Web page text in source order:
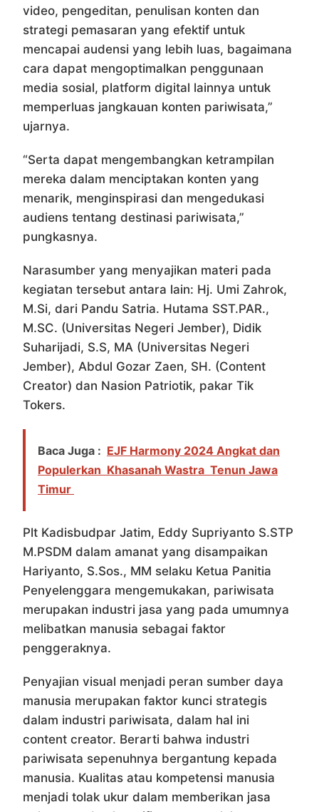
video, pengeditan, penulisan konten dan
strategi pemasaran yang efektif untuk
mencapai audensi yang lebih luas, bagaimana
cara dapat mengoptimalkan penggunaan
media sosial, platform digital lainnya untuk
memperluas jangkauan konten pariwisata,”
ujarnya.
“Serta dapat mengembangkan ketrampilan
mereka dalam menciptakan konten yang
menarik, menginspirasi dan mengedukasi
audiens tentang destinasi pariwisata,”
pungkasnya.
Narasumber yang menyajikan materi pada
kegiatan tersebut antara lain: Hj. Umi Zahrok,
M.Si, dari Pandu Satria. Hutama SST.PAR.,
M.SC. (Universitas Negeri Jember), Didik
Suharijadi, S.S, MA (Universitas Negeri
Jember), Abdul Gozar Zaen, SH. (Content
Creator) dan Nasion Patriotik, pakar Tik
Tokers.
Baca Juga : EJF Harmony 2024 Angkat dan
Populerkan Khasanah Wastra Tenun Jawa
Timur
Plt Kadisbudpar Jatim, Eddy Supriyanto S.STP
M.PSDM dalam amanat yang disampaikan
Hariyanto, S.Sos., MM selaku Ketua Panitia
Penyelenggara mengemukakan, pariwisata
merupakan industri jasa yang pada umumnya
melibatkan manusia sebagai faktor
penggeraknya.
Penyajian visual menjadi peran sumber daya
manusia merupakan faktor kunci strategis
dalam industri pariwisata, dalam hal ini
content creator. Berarti bahwa industri
pariwisata sepenuhnya bergantung kepada
manusia. Kualitas atau kompetensi manusia
menjadi tolak ukur dalam memberikan jasa